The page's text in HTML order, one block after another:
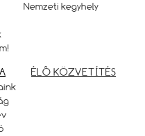
Nemzeti kegyhely
ÉLŐ KÖZVETÍTÉS